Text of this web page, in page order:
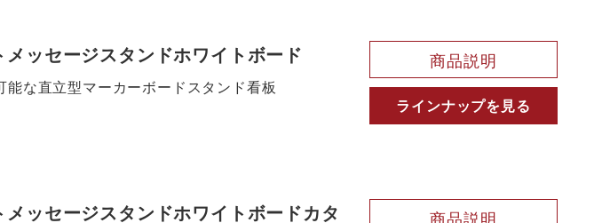
メッセージスタンドホワイトボード
能な直立型マーカーボードスタンド看板
商品説明
ラインナップを見る
メッセージスタンドホワイトボードカタ
商品説明